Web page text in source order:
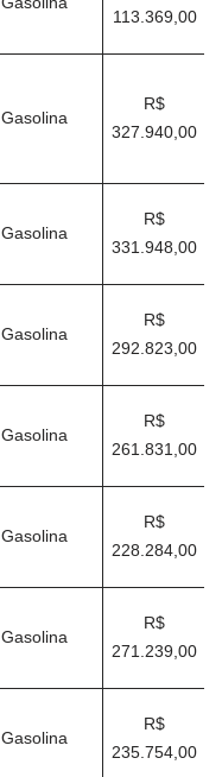
113.369,00
Gasolina
R$
327.940,00
Gasolina
R$
331.948,00
Gasolina
R$
292.823,00
Gasolina
R$
261.831,00
Gasolina
R$
228.284,00
Gasolina
R$
271.239,00
Gasolina
R$
235.754,00